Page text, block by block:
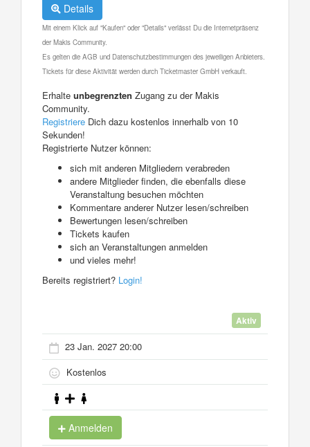
Details
Mit einem Klick auf "Kaufen" oder "Details" verlässt Du die Internetpräsenz
der Makis Community.
Es gelten die AGB und Datenschutzbestimmungen des jeweiligen Anbieters.
Tickets für diese Aktivität werden durch Ticketmaster GmbH verkauft.
Erhalte unbegrenzten Zugang zu der Makis
Community.
Registriere Dich dazu kostenlos innerhalb von 10
Sekunden!
Registrierte Nutzer können:
sich mit anderen Mitgliedern verabreden
andere Mitglieder finden, die ebenfalls diese
Veranstaltung besuchen möchten
Kommentare anderer Nutzer lesen/schreiben
Bewertungen lesen/schreiben
Tickets kaufen
sich an Veranstaltungen anmelden
und vieles mehr!
Bereits registriert? Login!
Aktiv
23 Jan. 2027 20:00
Kostenlos
Anmelden